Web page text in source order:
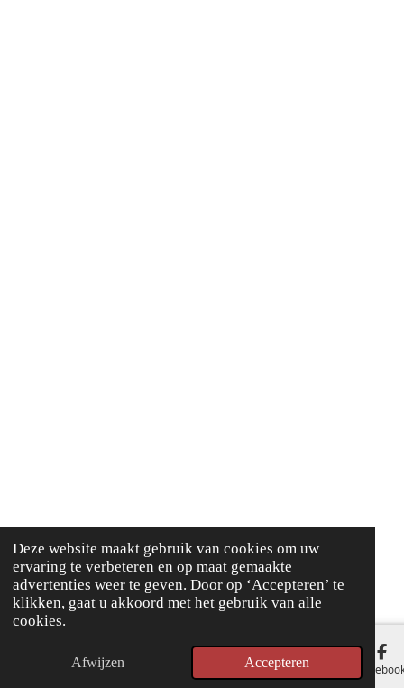
Deze website maakt gebruik van cookies om uw
ervaring te verbeteren en op maat gemaakte
advertenties weer te geven. Door op ‘Accepteren’ te
klikken, gaat u akkoord met het gebruik van alle
cookies.
Afwijzen Accepteren
E-mailadres